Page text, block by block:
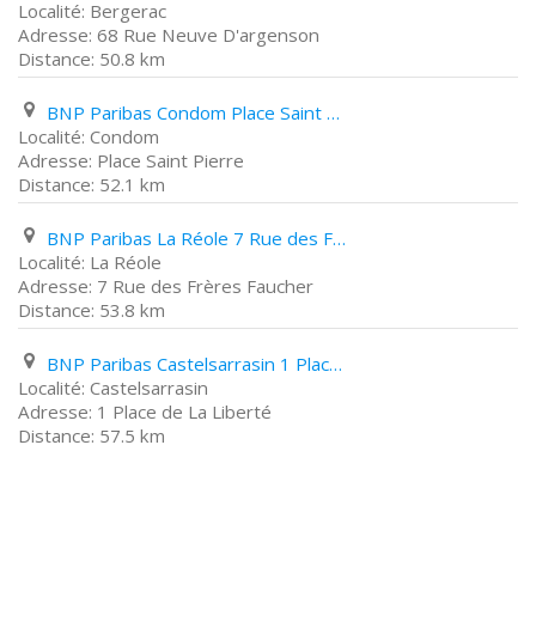
Bergerac
68 Rue Neuve D'argenson
50.8 km
BNP Paribas Condom Place Saint Pierre
Condom
Place Saint Pierre
52.1 km
BNP Paribas La Réole 7 Rue des Frères Faucher
La Réole
7 Rue des Frères Faucher
53.8 km
BNP Paribas Castelsarrasin 1 Place de La Liberté
Castelsarrasin
1 Place de La Liberté
57.5 km